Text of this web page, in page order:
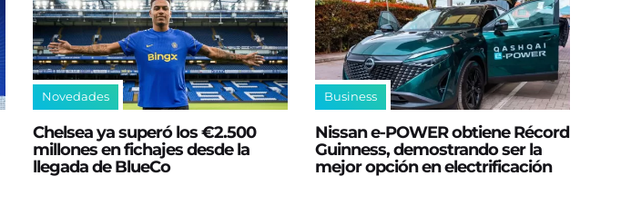
Novedades
Chelsea ya superó los €2.500
millones en fichajes desde la
llegada de BlueCo
Business
Nissan e‑POWER obtiene Récord
Guinness, demostrando ser la
mejor opción en electrificación